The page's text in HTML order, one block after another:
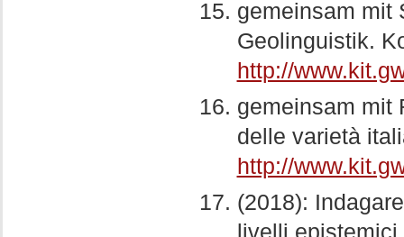
gemeinsam mit
Geolinguistik.
http://
gemeinsam mit
delle varietà
http://
(2018):
livelli